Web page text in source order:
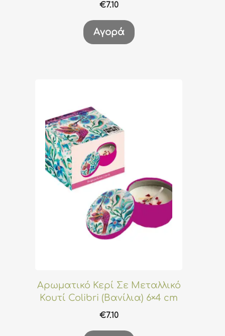
€7.10
Αγορά
Αρωματικό Κερί Σε Μεταλλικό
Κουτί Colibri (Βανίλια) 6×4 cm
€7.10